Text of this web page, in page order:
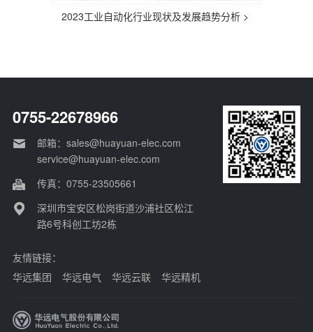
2023工业自动化行业现状及发展趋势分析 >
0755-22678966
邮箱：sales@huayuan-elec.com
service@huayuan-elec.com
传真：0755-23505661
深圳市宝安区松岗街道沙浦社区松江
路6号科创工坊2栋
友情链接：
华远集团
华远电气 华远云联 华远精机